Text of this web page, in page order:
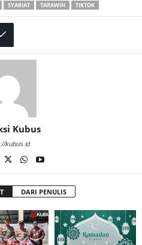
SYARIAT TARAWIH TIKTOK
Kubus
kubus.id
DARI PENULIS